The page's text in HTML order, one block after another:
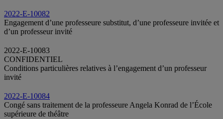
2022-E-10082
Engagement d’une professeure substitut, d’une professeure invitée et
d’un professeur invité
2022-E-10083
CONFIDENTIEL
Conditions particulières relatives à l’engagement d’un professeur
invité
2022-E-10084
Congé sans traitement de la professeure Angela Konrad de l’École
supérieure de théâtre